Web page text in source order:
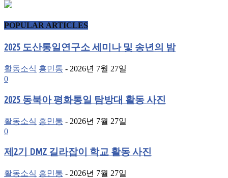
POPULAR ARTICLES
2025 도산통일연구소 세미나 및 송년의 밤
활동소식 흥민통 - 2026년 7월 27일
0
2025 동북아 평화통일 탐방대 활동 사진
활동소식 흥민통 - 2026년 7월 27일
0
제2기 DMZ 길라잡이 학교 활동 사진
활동소식 흥민통 - 2026년 7월 27일